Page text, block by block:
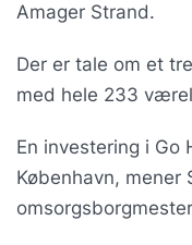
Amager Strand.
Der er tale om et
med hele 233
En investering i Go
København, mener